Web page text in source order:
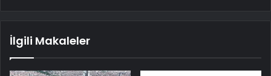
İlgili Makaleler